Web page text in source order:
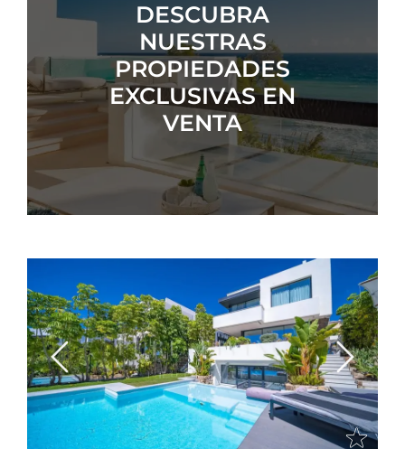
DESCUBRA
NUESTRAS
PROPIEDADES
EXCLUSIVAS EN
VENTA
Previous Next